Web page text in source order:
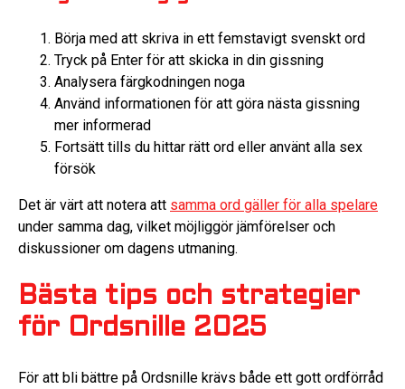
Börja med att skriva in ett femstavigt svenskt ord
Tryck på Enter för att skicka in din gissning
Analysera färgkodningen noga
Använd informationen för att göra nästa gissning
mer informerad
Fortsätt tills du hittar rätt ord eller använt alla sex
försök
Det är värt att notera att samma ord gäller för alla spelare
under samma dag, vilket möjliggör jämförelser och
diskussioner om dagens utmaning.
Bästa tips och strategier
för Ordsnille 2025
För att bli bättre på Ordsnille krävs både ett gott ordförråd